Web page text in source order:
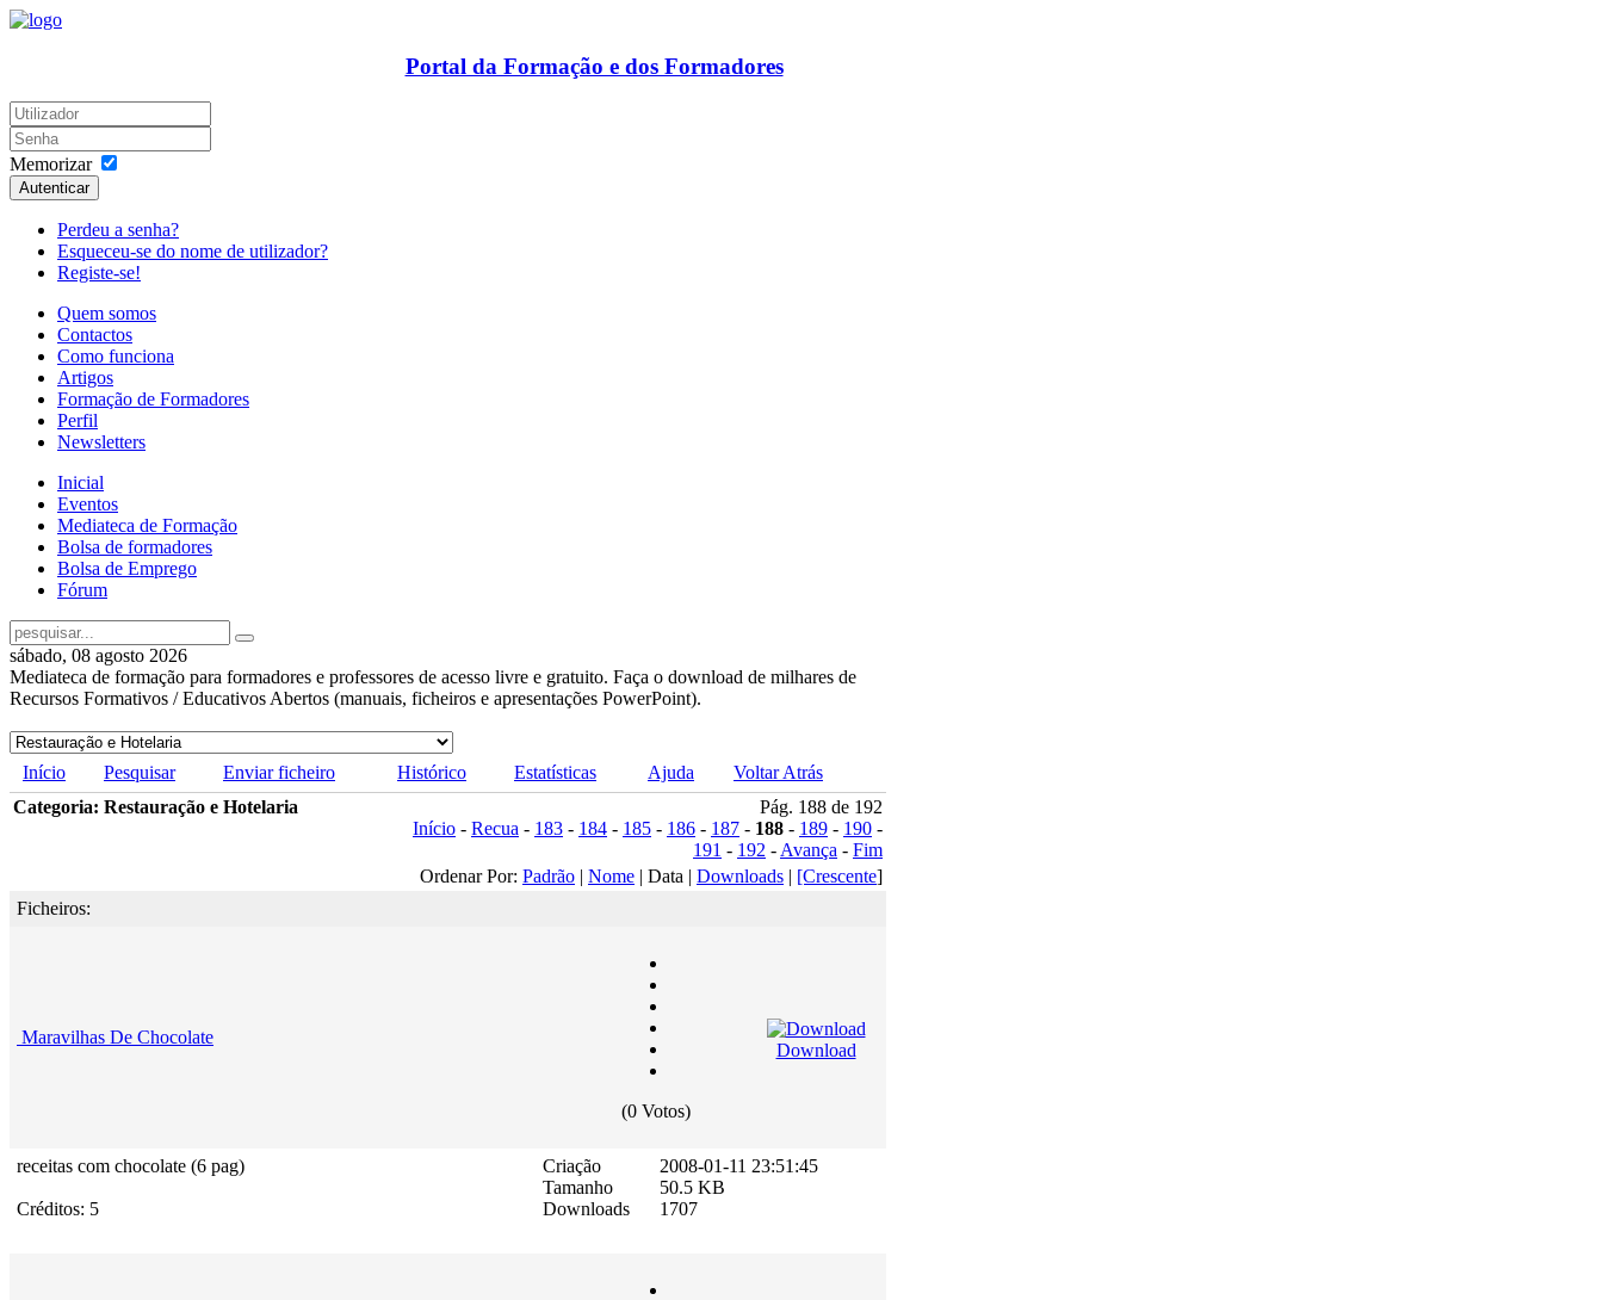
Portal da Formação e dos Formadores
Memorizar
Autenticar
Perdeu a senha?
Esqueceu-se do nome de utilizador?
Registe-se!
Quem somos
Contactos
Como funciona
Artigos
Formação de Formadores
Perfil
Newsletters
Inicial
Eventos
Mediateca de Formação
Bolsa de formadores
Bolsa de Emprego
Fórum
sábado, 08 agosto 2026
Mediateca de formação para formadores e professores de acesso livre e gratuito. Faça o download de milhares de
Recursos Formativos / Educativos Abertos (manuais, ficheiros e apresentações PowerPoint).
Início Pesquisar Enviar ficheiro Histórico Estatísticas Ajuda
Voltar Atrás
Categoria: Restauração e Hotelaria
Pág. 188 de 192
Início - Recua - 183 - 184 - 185 - 186 - 187 - 188 - 189 - 190 -
191 - 192 -Avança - Fim
Ordenar Por: Padrão | Nome | Data | Downloads | [Crescente]
Ficheiros:
Maravilhas De Chocolate
(0 Votos)
Download
receitas com chocolate (6 pag)
Créditos: 5
Criação
Tamanho
Downloads
2008-01-11 23:51:45
50.5 KB
1707